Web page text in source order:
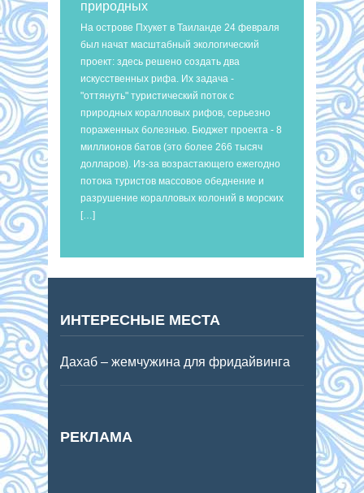
природных
На острове Пхукет в Таиланде 24 февраля
был начат масштабный экологический
проект: здесь решено создать два
искусственных рифа. Их задача -
"оттянуть" туристический поток с
природных коралловых рифов, серьезно
пораженных болезнью. Бюджет проекта - 8
миллионов батов (это более 266 тысяч
долларов). Из-за возрастающего ежегодно
потока туристов массовое обеднение и
разрушение коралловых колоний в морских
[…]
ИНТЕРЕСНЫЕ МЕСТА
Дахаб – жемчужина для фридайвинга
РЕКЛАМА